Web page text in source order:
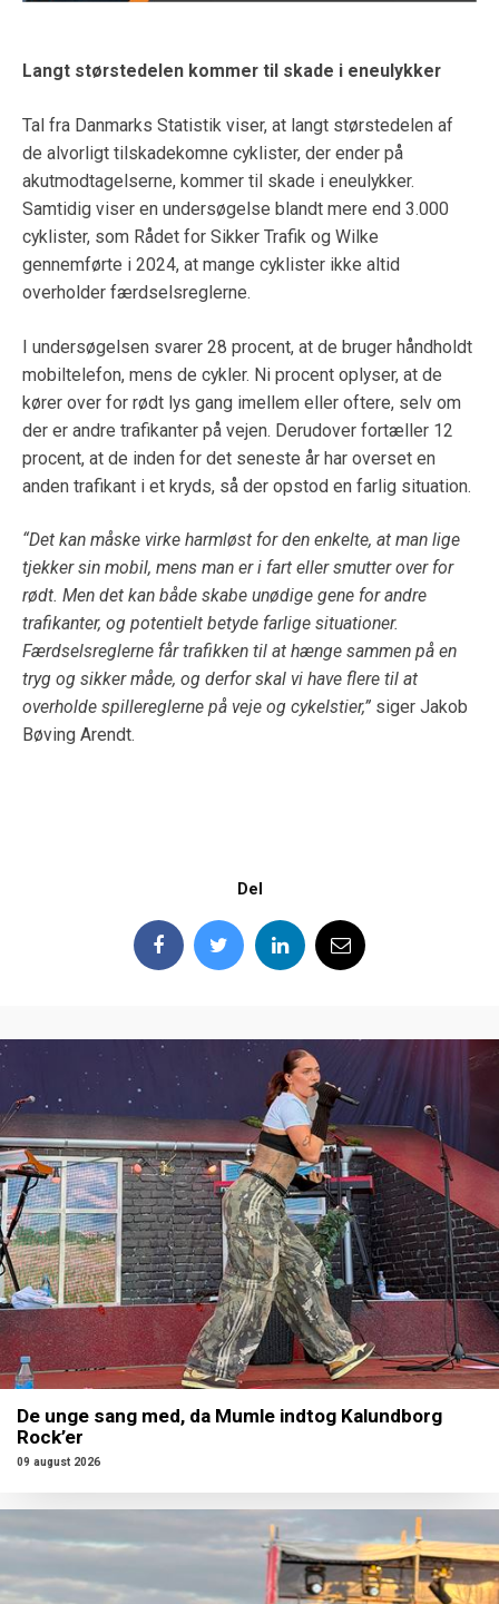
Langt størstedelen kommer til skade i eneulykker
Tal fra Danmarks Statistik viser, at langt størstedelen af
de alvorligt tilskadekomne cyklister, der ender på
akutmodtagelserne, kommer til skade i eneulykker.
Samtidig viser en undersøgelse blandt mere end 3.000
cyklister, som Rådet for Sikker Trafik og Wilke
gennemførte i 2024, at mange cyklister ikke altid
overholder færdselsreglerne.
I undersøgelsen svarer 28 procent, at de bruger håndholdt
mobiltelefon, mens de cykler. Ni procent oplyser, at de
kører over for rødt lys gang imellem eller oftere, selv om
der er andre trafikanter på vejen. Derudover fortæller 12
procent, at de inden for det seneste år har overset en
anden trafikant i et kryds, så der opstod en farlig situation.
“Det kan måske virke harmløst for den enkelte, at man lige
tjekker sin mobil, mens man er i fart eller smutter over for
rødt. Men det kan både skabe unødige gene for andre
trafikanter, og potentielt betyde farlige situationer.
Færdselsreglerne får trafikken til at hænge sammen på en
tryg og sikker måde, og derfor skal vi have flere til at
overholde spillereglerne på veje og cykelstier,” siger Jakob
Bøving Arendt.
Del
De unge sang med, da Mumle indtog Kalundborg
Rock’er
09 august 2026